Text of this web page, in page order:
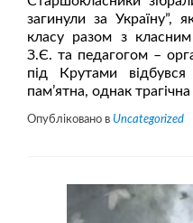
загинули за Україну”,
класу разом з
З.Є. та педагогом –
під Крутами
пам’ятна, однак
Опубліковано в Uncategorized